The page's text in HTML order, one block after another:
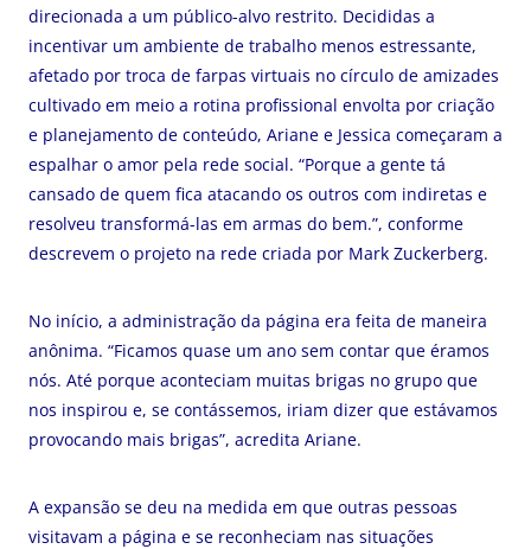
direcionada a um público-alvo restrito. Decididas a
incentivar um ambiente de trabalho menos estressante,
afetado por troca de farpas virtuais no círculo de amizades
cultivado em meio a rotina profissional envolta por criação
e planejamento de conteúdo, Ariane e Jessica começaram a
espalhar o amor pela rede social. “Porque a gente tá
cansado de quem fica atacando os outros com indiretas e
resolveu transformá-las em armas do bem.”, conforme
descrevem o projeto na rede criada por Mark Zuckerberg.
No início, a administração da página era feita de maneira
anônima. “Ficamos quase um ano sem contar que éramos
nós. Até porque aconteciam muitas brigas no grupo que
nos inspirou e, se contássemos, iriam dizer que estávamos
provocando mais brigas”, acredita Ariane.
A expansão se deu na medida em que outras pessoas
visitavam a página e se reconheciam nas situações